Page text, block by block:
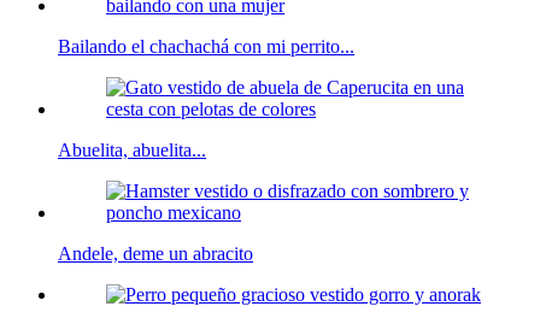
Bailando el chachachá con mi perrito...
Abuelita, abuelita...
Andele, deme un abracito